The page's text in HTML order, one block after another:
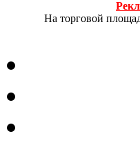
На торговой